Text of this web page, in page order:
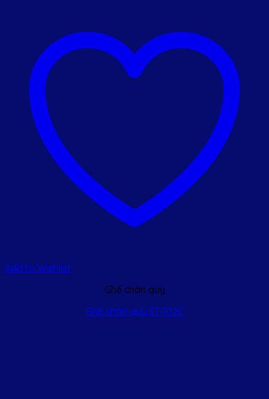
Add to Wishlist
Ghế chân quỳ
Ghế chân quỳ ST-102C